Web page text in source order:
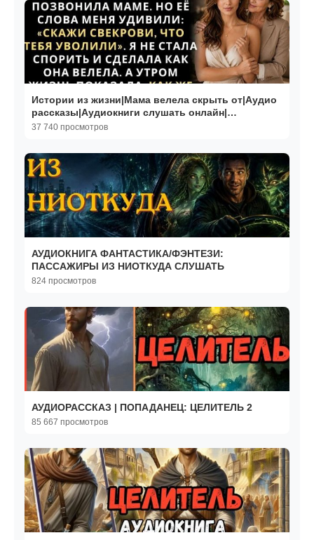
Истории из жизни|Мама велела скрыть от|Аудио
рассказы|Аудиокниги слушать онлайн|
Жизненные истории
37 740 просмотров
АУДИОКНИГА ФАНТАСТИКА/ФЭНТЕЗИ:
ПАССАЖИРЫ ИЗ НИОТКУДА СЛУШАТЬ
824 просмотров
АУДИОРАССКАЗ | ПОПАДАНЕЦ: ЦЕЛИТЕЛЬ 2
85 667 просмотров